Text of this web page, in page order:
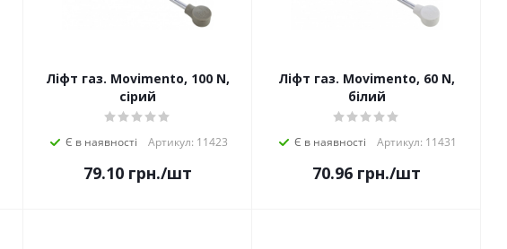
Ліфт газ. Movimento, 100 N,
сірий
Є в наявності Артикул: 11423
79.10 грн./шт
Ліфт газ. Movimento, 60 N,
білий
Є в наявності Артикул: 11431
70.96 грн./шт